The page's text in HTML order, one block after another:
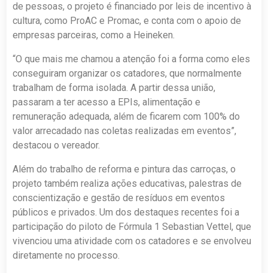
de pessoas, o projeto é financiado por leis de incentivo à
cultura, como ProAC e Promac, e conta com o apoio de
empresas parceiras, como a Heineken.
“O que mais me chamou a atenção foi a forma como eles
conseguiram organizar os catadores, que normalmente
trabalham de forma isolada. A partir dessa união,
passaram a ter acesso a EPIs, alimentação e
remuneração adequada, além de ficarem com 100% do
valor arrecadado nas coletas realizadas em eventos”,
destacou o vereador.
Além do trabalho de reforma e pintura das carroças, o
projeto também realiza ações educativas, palestras de
conscientização e gestão de resíduos em eventos
públicos e privados. Um dos destaques recentes foi a
participação do piloto de Fórmula 1 Sebastian Vettel, que
vivenciou uma atividade com os catadores e se envolveu
diretamente no processo.